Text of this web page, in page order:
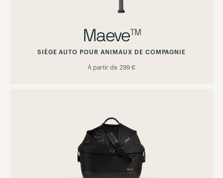
Maeve™
SIÈGE AUTO POUR ANIMAUX DE COMPAGNIE
À partir de 299 €